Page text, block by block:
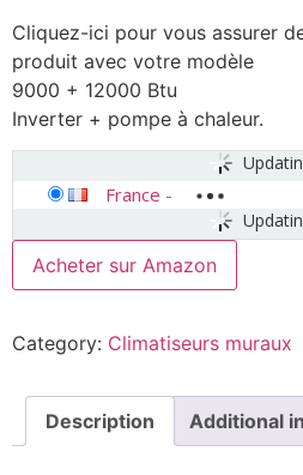
Cliquez-ici pour vous assurer
produit avec votre modèle
9000 + 12000 Btu
Inverter + pompe à chaleur.
France -
Acheter sur Amazon
Category: Climatiseurs muraux
Description Additional